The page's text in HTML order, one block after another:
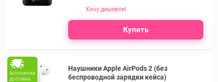
Хочу дешевле!
Купить
БЕСПЛАТНАЯ
ДОСТАВКА
Наушники Apple AirPods 2 (без
беспроводной зарядки кейса)